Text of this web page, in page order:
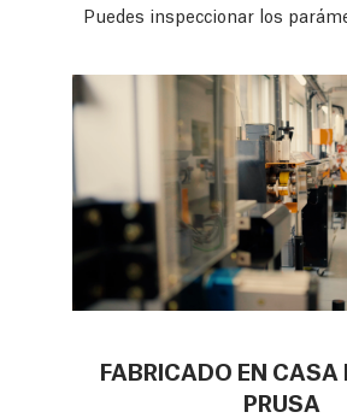
Puedes inspeccionar los
FABRICADO EN CASA
PRUSA